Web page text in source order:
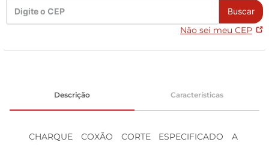
Buscar
Não sei meu CEP
Descrição Características
CHARQUE COXÃO CORTE ESPECIFICADO A